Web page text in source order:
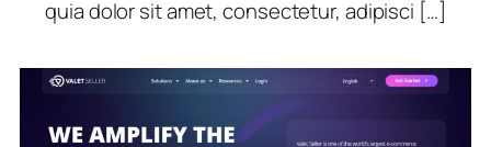
quia dolor sit amet, consectetur, adipisci […]